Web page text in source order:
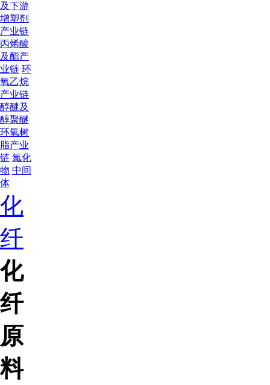
及下游
增塑剂
产业链
丙烯酸
及酯产
业链 环
氧乙烷
产业链
醇醚及
醇聚醚
环氧树
脂产业
链 氯化
物 中间
体
化
纤
化
纤
原
料